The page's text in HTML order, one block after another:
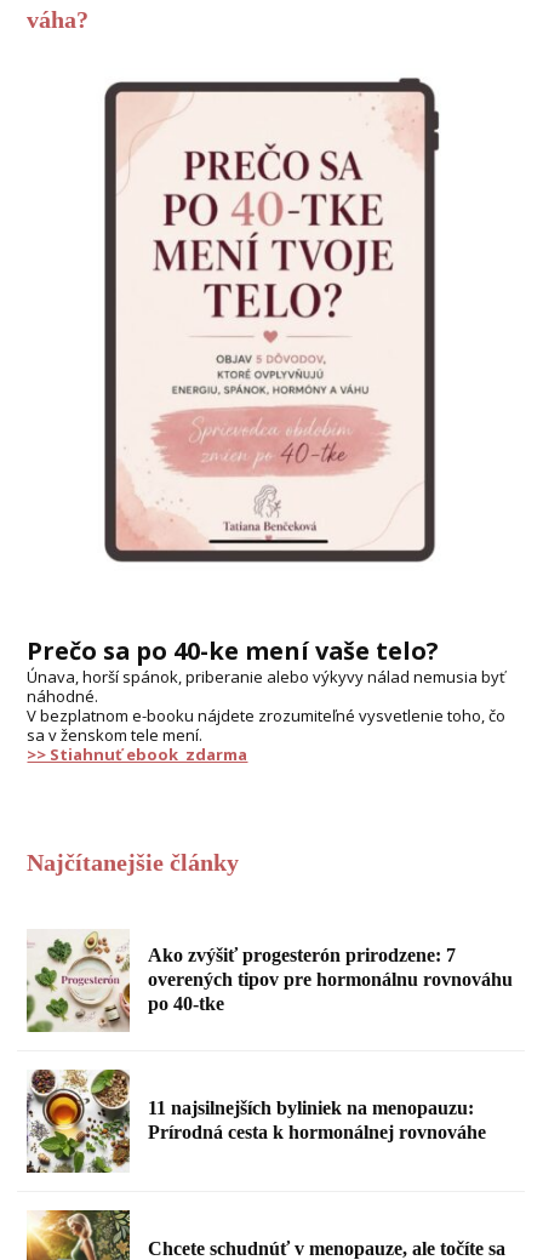
váha?
Prečo sa po 40-ke mení vaše telo?
Únava, horší spánok, priberanie alebo výkyvy nálad nemusia byť
náhodné.
V bezplatnom e-booku nájdete zrozumiteľné vysvetlenie toho, čo
sa v ženskom tele mení.
>> Stiahnuť ebook zdarma
Najčítanejšie články
Ako zvýšiť progesterón prirodzene: 7
overených tipov pre hormonálnu rovnováhu
po 40-tke
11 najsilnejších byliniek na menopauzu:
Prírodná cesta k hormonálnej rovnováhe
Chcete schudnúť v menopauze, ale točíte sa